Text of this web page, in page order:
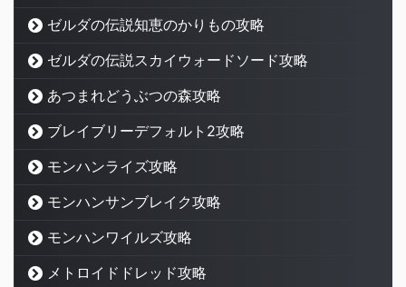
ゼルダの伝説知恵のかりもの攻略
ゼルダの伝説スカイウォードソード攻略
あつまれどうぶつの森攻略
ブレイブリーデフォルト2攻略
モンハンライズ攻略
モンハンサンブレイク攻略
モンハンワイルズ攻略
メトロイドドレッド攻略